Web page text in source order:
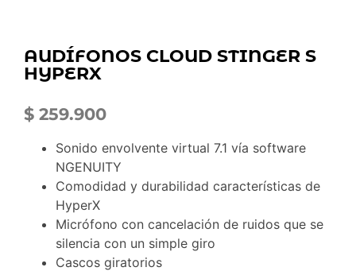
AUDÍFONOS CLOUD STINGER S
HYPERX
$ 259.900
Sonido envolvente virtual 7.1 vía software
NGENUITY
Comodidad y durabilidad características de
HyperX
Micrófono con cancelación de ruidos que se
silencia con un simple giro
Cascos giratorios